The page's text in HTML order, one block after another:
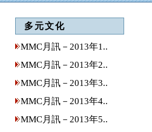
多元文化
MMC月訊－2013年1..
MMC月訊－2013年2..
MMC月訊－2013年3..
MMC月訊－2013年4..
MMC月訊－2013年5..